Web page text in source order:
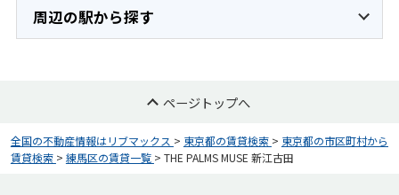
周辺の駅から探す
ページトップへ
全国の不動産情報はリブマックス > 東京都の賃貸検索 > 東京都の市区町村から
賃貸検索 > 練馬区の賃貸一覧 > THE PALMS MUSE 新江古田